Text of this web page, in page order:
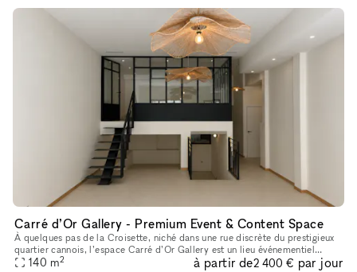
Carré d’Or Gallery - Premium Event & Content Space
À quelques pas de la Croisette, niché dans une rue discrète du prestigieux
quartier cannois, l’espace Carré d’Or Gallery est un lieu événementiel
privatif conçu pour les marques, agences, créateurs d
140 m2 à partir de2 400 € par jour